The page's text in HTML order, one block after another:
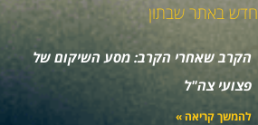
חדש באתר שבתון
הקרב שאחרי הקרב: מסע השיקום של
פצועי צה"ל
להמשך קריאה »